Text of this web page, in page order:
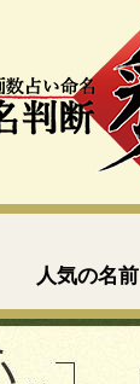
人気の名前